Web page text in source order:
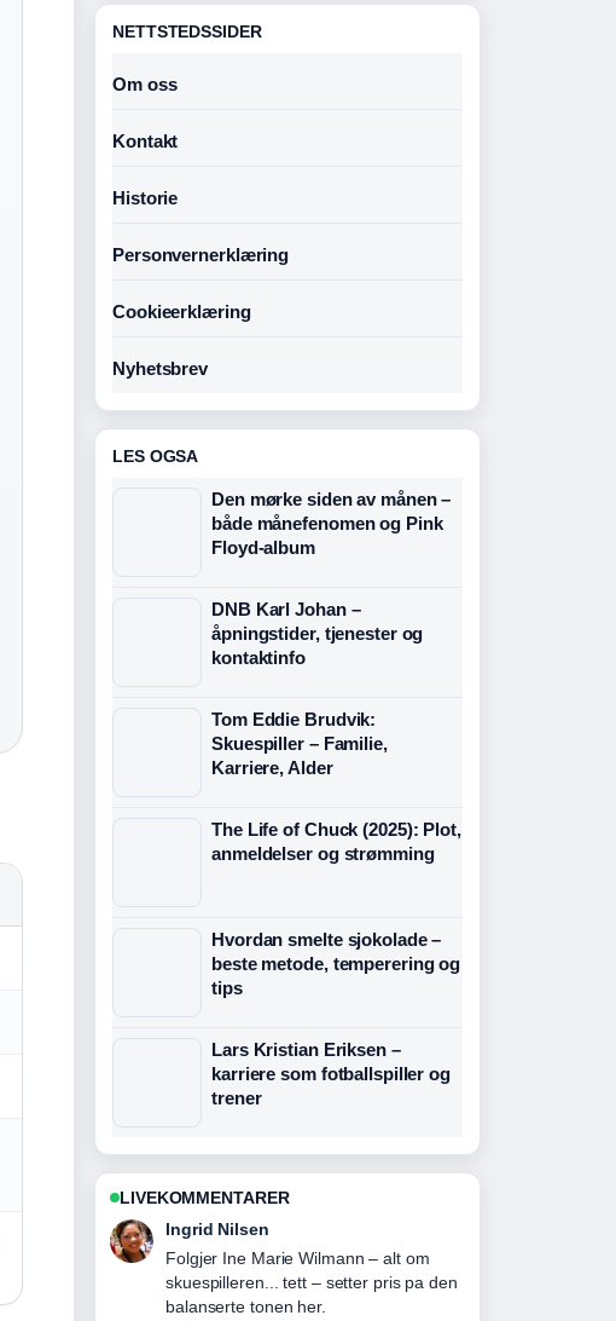
NETTSTEDSSIDER
Om oss
Kontakt
Historie
Personvernerklæring
Cookieerklæring
Nyhetsbrev
LES OGSA
Den mørke siden av månen –
både månefenomen og Pink
Floyd-album
DNB Karl Johan –
åpningstider, tjenester og
kontaktinfo
Tom Eddie Brudvik:
Skuespiller – Familie,
Karriere, Alder
The Life of Chuck (2025): Plot,
anmeldelser og strømming
Hvordan smelte sjokolade –
beste metode, temperering og
tips
Lars Kristian Eriksen –
karriere som fotballspiller og
trener
LIVEKOMMENTARER
Sindre Hansen
Nyttig kontekst rundt Liverpool mot
Brighton: resultat og høydepunkter.
Hold gjerne denne livestrengen